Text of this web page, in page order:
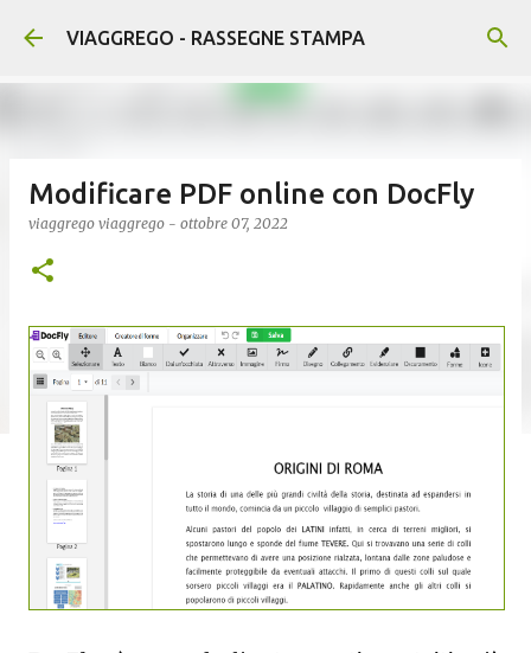
Passa ai contenuti principali
VIAGGREGO - RASSEGNE STAMPA
Modificare PDF online con DocFly
viaggrego viaggrego - ottobre 07, 2022